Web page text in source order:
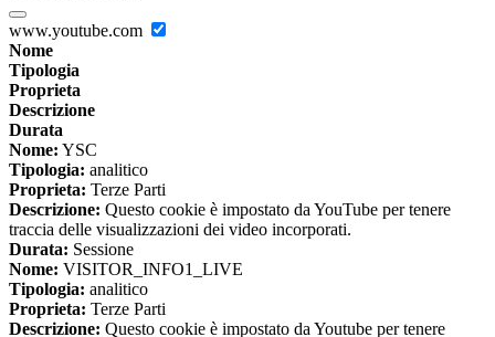
www.youtube.com
Nome
Tipologia
Proprieta
Descrizione
Durata
Nome: YSC
Tipologia: analitico
Proprieta: Terze Parti
Descrizione: Questo cookie è impostato da YouTube per tenere
traccia delle visualizzazioni dei video incorporati.
Durata: Sessione
Nome: VISITOR_INFO1_LIVE
Tipologia: analitico
Proprieta: Terze Parti
Descrizione: Questo cookie è impostato da Youtube per tenere